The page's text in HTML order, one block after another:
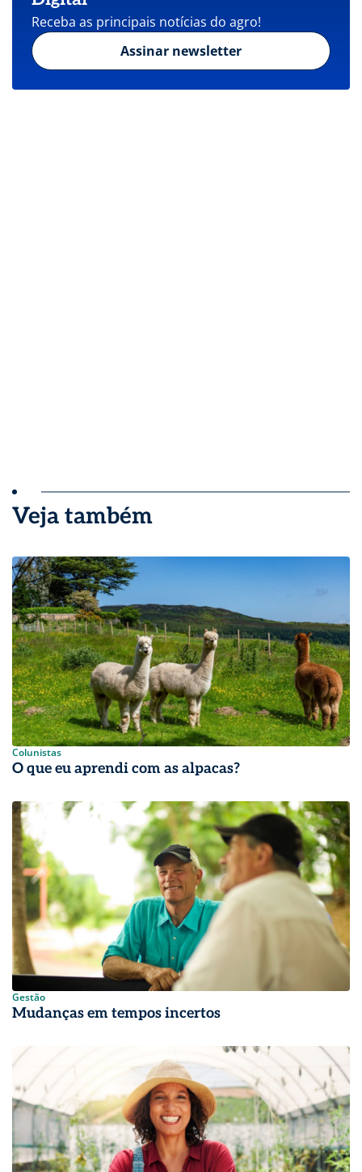
Receba as principais notícias do agro!
Assinar newsletter
Veja também
Colunistas
O que eu aprendi com as alpacas?
Gestão
Mudanças em tempos incertos